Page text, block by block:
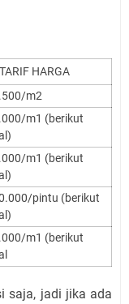
TARIF HARGA
m2
m1 (berikut
m1 (berikut
pintu (berikut
m1 (berikut
saja, jadi jika ada